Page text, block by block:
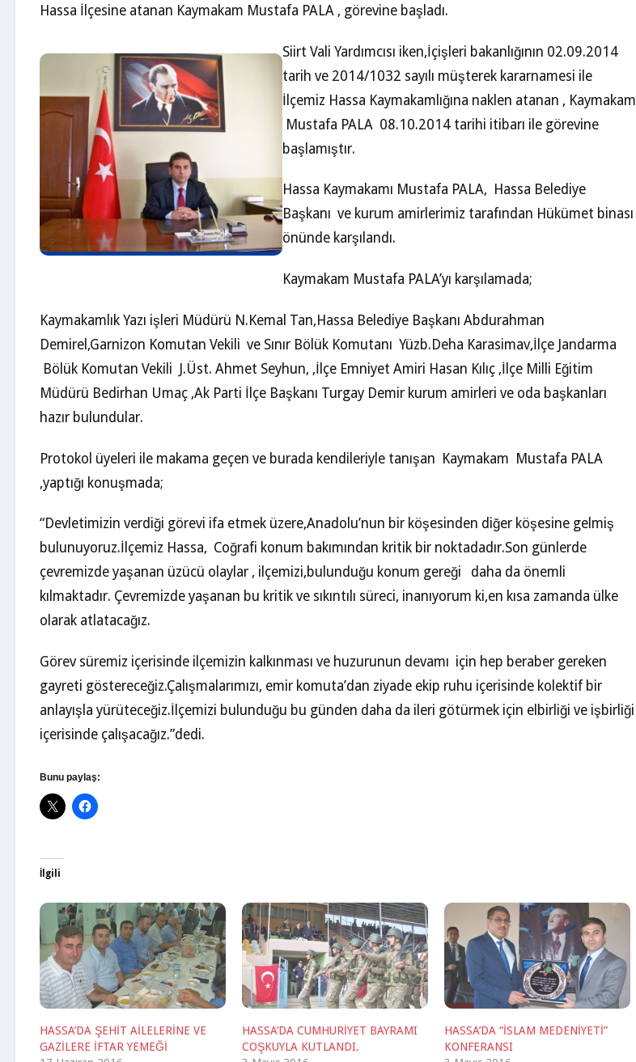
Hassa İlçesine atanan Kaymakam Mustafa PALA , görevine başladı.
Siirt Vali Yardımcısı iken,İçişleri bakanlığının 02.09.2014
tarih ve 2014/1032 sayılı müşterek kararnamesi ile
İlçemiz Hassa Kaymakamlığına naklen atanan , Kaymakam
Mustafa PALA 08.10.2014 tarihi itibarı ile görevine
başlamıştır.
Hassa Kaymakamı Mustafa PALA, Hassa Belediye
Başkanı ve kurum amirlerimiz tarafından Hükümet binası
önünde karşılandı.
Kaymakam Mustafa PALA’yı karşılamada;
Kaymakamlık Yazı işleri Müdürü N.Kemal Tan,Hassa Belediye Başkanı Abdurahman
Demirel,Garnizon Komutan Vekili ve Sınır Bölük Komutanı Yüzb.Deha Karasimav,İlçe Jandarma
Bölük Komutan Vekili J.Üst. Ahmet Seyhun, ,İlçe Emniyet Amiri Hasan Kılıç ,İlçe Milli Eğitim
Müdürü Bedirhan Umaç ,Ak Parti İlçe Başkanı Turgay Demir kurum amirleri ve oda başkanları
hazır bulundular.
Protokol üyeleri ile makama geçen ve burada kendileriyle tanışan Kaymakam Mustafa PALA
,yaptığı konuşmada;
“Devletimizin verdiği görevi ifa etmek üzere,Anadolu’nun bir köşesinden diğer köşesine gelmiş
bulunuyoruz.İlçemiz Hassa, Coğrafi konum bakımından kritik bir noktadadır.Son günlerde
çevremizde yaşanan üzücü olaylar , ilçemizi,bulunduğu konum gereği daha da önemli
kılmaktadır. Çevremizde yaşanan bu kritik ve sıkıntılı süreci, inanıyorum ki,en kısa zamanda ülke
olarak atlatacağız.
Görev süremiz içerisinde ilçemizin kalkınması ve huzurunun devamı için hep beraber gereken
gayreti göstereceğiz.Çalışmalarımızı, emir komuta’dan ziyade ekip ruhu içerisinde kolektif bir
anlayışla yürüteceğiz.İlçemizi bulunduğu bu günden daha da ileri götürmek için elbirliği ve işbirliği
içerisinde çalışacağız.”dedi.
Bunu paylaş:
İlgili
HASSA’DA ŞEHİT AİLELERİNE VE
GAZİLERE İFTAR YEMEĞİ
HASSA’DA CUMHURİYET BAYRAMI
COŞKUYLA KUTLANDI.
HASSA’DA “İSLAM MEDENİYETİ”
KONFERANSI